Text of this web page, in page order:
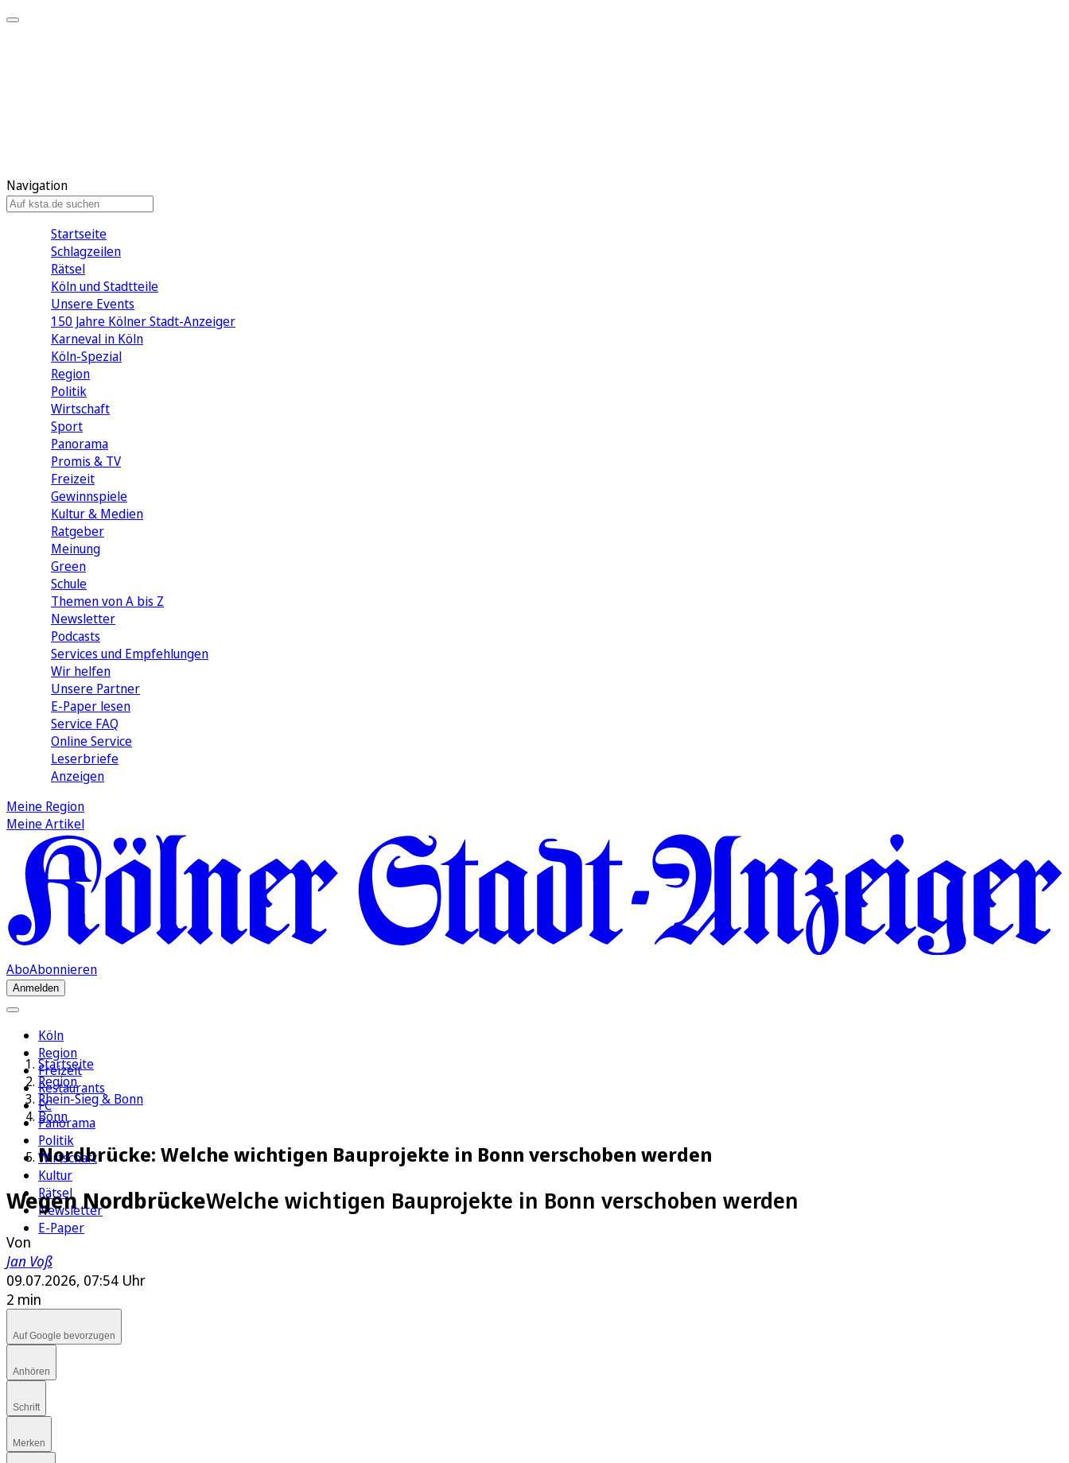
Navigation
Startseite
Schlagzeilen
Rätsel
Köln und Stadtteile
Unsere Events
150 Jahre Kölner Stadt-Anzeiger
Karneval in Köln
Köln-Spezial
Region
Politik
Wirtschaft
Sport
Panorama
Promis & TV
Freizeit
Gewinnspiele
Kultur & Medien
Ratgeber
Meinung
Green
Schule
Themen von A bis Z
Newsletter
Podcasts
Services und Empfehlungen
Wir helfen
Unsere Partner
E-Paper lesen
Service FAQ
Online Service
Leserbriefe
Anzeigen
Meine Region
Meine Artikel
AboAbonnieren
Anmelden
Köln
Region
Freizeit
Restaurants
FC
Panorama
Politik
Wirtschaft
Kultur
Rätsel
Newsletter
E-Paper
Startseite
Region
Rhein-Sieg & Bonn
Bonn
Nordbrücke: Welche wichtigen Bauprojekte in Bonn verschoben werden
Wegen NordbrückeWelche wichtigen Bauprojekte in Bonn verschoben werden
Von
Jan Voß
09.07.2026, 07:54 Uhr
2 min
Auf Google bevorzugen
Anhören
Schrift
Merken